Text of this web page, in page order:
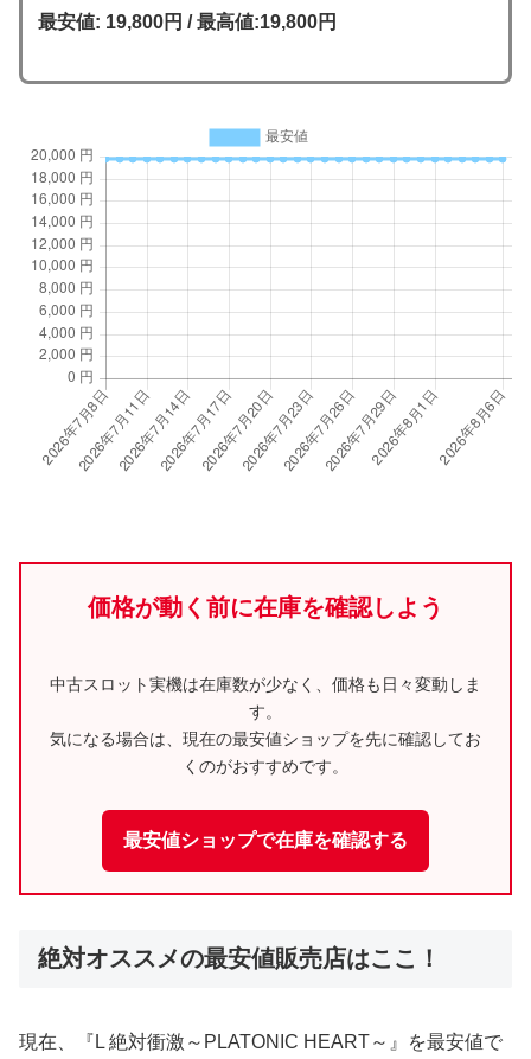
最安値: 19,800円 / 最高値:19,800円
価格が動く前に在庫を確認しよう
中古スロット実機は在庫数が少なく、価格も日々変動しま
す。
気になる場合は、現在の最安値ショップを先に確認してお
くのがおすすめです。
最安値ショップで在庫を確認する
絶対オススメの最安値販売店はここ！
現在、『L 絶対衝激～PLATONIC HEART～』を最安値で